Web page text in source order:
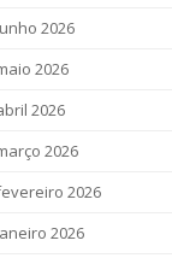
2026
2026
2026
2026
2026
2026